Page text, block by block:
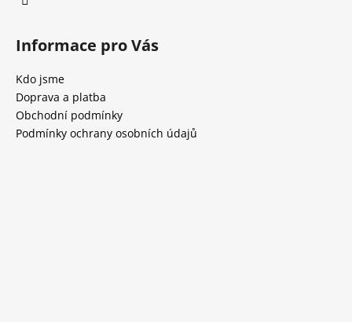
Informace pro Vás
Kdo jsme
Doprava a platba
Obchodní podmínky
Podmínky ochrany osobních údajů